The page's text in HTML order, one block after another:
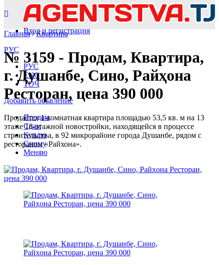
Вход и регистрация
РУС
РУС
ENG
ТОҶ
Добавить объвление
Продам
Сдам
Куплю
Сниму
Меняю
Главная/Квартира
№ 3159 - Продам, Квартира,
г. Душанбе, Сино, Райҳона
Ресторан, цена 390 000
Продаётся 1-комнатная квартира площадью 53,5 кв. м на 13
этаже 16-этажной новостройки, находящейся в процессе
строительства, в 92 микрорайоне города Душанбе, рядом с
рестораном «Райхона».